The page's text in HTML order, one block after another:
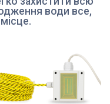
води все,